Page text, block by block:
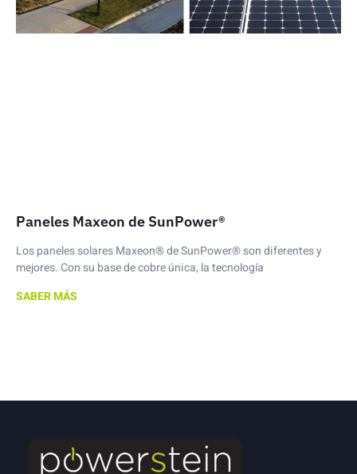
Paneles Maxeon de SunPower®
Los paneles solares Maxeon® de SunPower® son diferentes y
mejores. Con su base de cobre única, la tecnología
SABER MÁS